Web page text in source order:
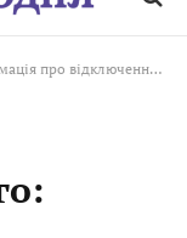
відключення 3 січня